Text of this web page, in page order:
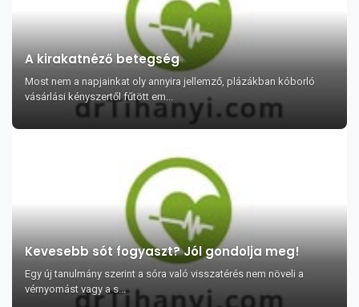
A kirakatnéző betegség
Most nem a napjainkat oly annyira jellemző, plázákban kóborló
vásárlási kényszertől fűtött em...
Kevesebb sót fogyaszt? Jól gondolja meg!
Egy új tanulmány szerint a sóra való visszatérés nem növeli a
vérnyomást vagy a s...